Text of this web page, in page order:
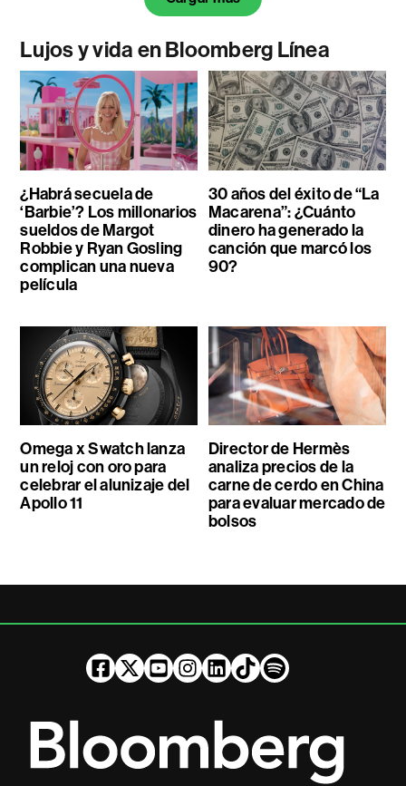
Lujos y vida en Bloomberg Línea
¿Habrá secuela de
‘Barbie’? Los millonarios
sueldos de Margot
Robbie y Ryan Gosling
complican una nueva
película
30 años del éxito de “La
Macarena”: ¿Cuánto
dinero ha generado la
canción que marcó los
90?
Omega x Swatch lanza
un reloj con oro para
celebrar el alunizaje del
Apollo 11
Director de Hermès
analiza precios de la
carne de cerdo en China
para evaluar mercado de
bolsos